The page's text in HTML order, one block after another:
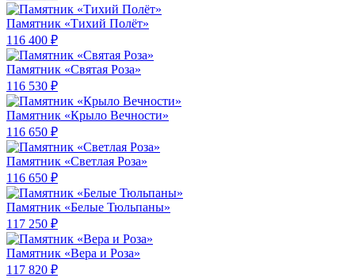
Памятник «Тихий Полёт»
116 400 ₽
Памятник «Святая Роза»
116 530 ₽
Памятник «Крыло Вечности»
116 650 ₽
Памятник «Светлая Роза»
116 650 ₽
Памятник «Белые Тюльпаны»
117 250 ₽
Памятник «Вера и Роза»
117 820 ₽